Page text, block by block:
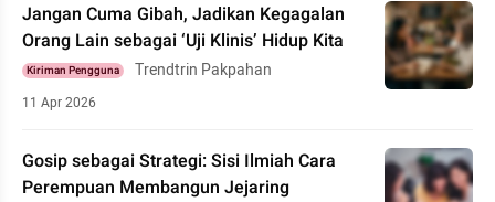
Jangan Cuma Gibah, Jadikan Kegagalan
Orang Lain sebagai ‘Uji Klinis’ Hidup Kita
Kiriman Pengguna Trendtrin Pakpahan
11 Apr 2026
Gosip sebagai Strategi: Sisi Ilmiah Cara
Perempuan Membangun Jejaring